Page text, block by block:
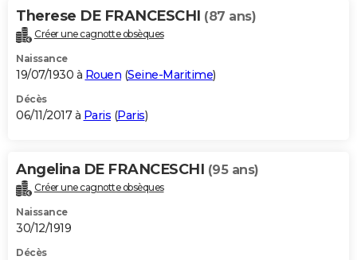
Therese DE FRANCESCHI (87 ans)
Créer une cagnotte obsèques
Naissance
19/07/1930 à Rouen (Seine-Maritime)
Décès
06/11/2017 à Paris (Paris)
Angelina DE FRANCESCHI (95 ans)
Créer une cagnotte obsèques
Naissance
30/12/1919
Décès